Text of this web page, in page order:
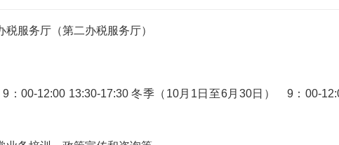
服务厅（第二办税服务厅）
：00-12:00 13:30-17:30 冬季（10月1日至6月30日） 9：00-